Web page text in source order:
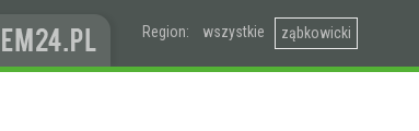
Region: wszystkie ząbkowicki